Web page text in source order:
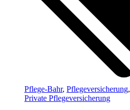
Pflege-Bahr, Pflegeversicherung,
Private Pflegeversicherung